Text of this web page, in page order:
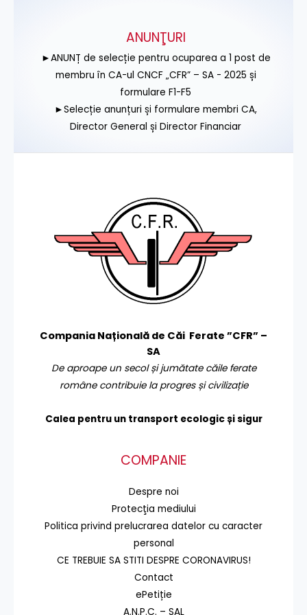
ANUNŢURI
►ANUNȚ de selecție pentru ocuparea a 1 post de
membru în CA-ul CNCF „CFR” – SA - 2025 și
formulare F1-F5
►Selecție anunțuri și formulare membri CA,
Director General și Director Financiar
Compania Națională de Căi Ferate ”CFR” –
SA
De aproape un secol și jumătate căile ferate
române contribuie la progres și civilizație
Calea pentru un transport ecologic și sigur
COMPANIE
Despre noi
Protecţia mediului
Politica privind prelucrarea datelor cu caracter
personal
CE TREBUIE SA STITI DESPRE CORONAVIRUS!
Contact
ePetiție
A.N.P.C. – SAL